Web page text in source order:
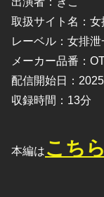
取扱サイト名：女
レーベル：女排泄
メーカー品番：
配信開始日：
収録時間：13分
本編は こちら